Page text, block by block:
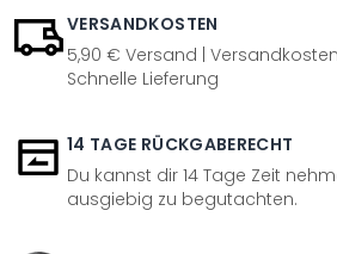
VERSANDKOSTEN
5,90 € Versand |
Schnelle Lieferung
14 TAGE RÜCKGABERECHT
Du kannst dir 14 Tage Zeit
ausgiebig zu begutachten.